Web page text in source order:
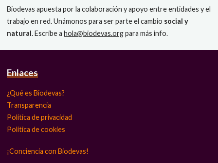
Biodevas apuesta por la colaboración y apoyo entre entidades y el
trabajo en red. Unámonos para ser parte el cambio social y
natural. Escribe ahola@biodevas.orgpara más info.
Enlaces
¿Qué es Biodevas?
Transparencia
Política de privacidad
Política de cookies
¡Conciencia con Biodevas!